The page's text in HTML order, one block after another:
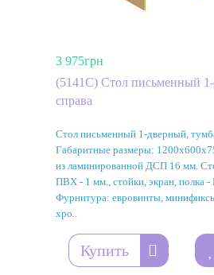
3 975грн
(5141C) Стол письменный
справа
Стол письменный 1-дверный,
Габаритные размеры:
из ламинированной ДСП 16 мм.
ПВХ - 1 мм., стойки, экран, полка
Фурнитура: евровинты,
хро..
Купить